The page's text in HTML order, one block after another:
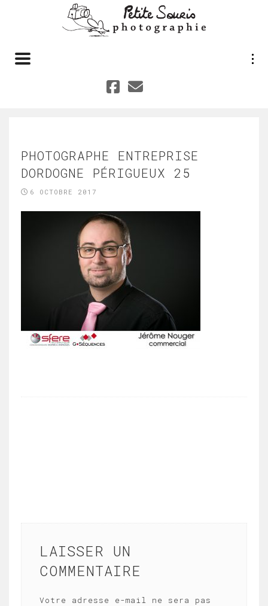
Toggle navigation
PHOTOGRAPHE ENTREPRISE
DORDOGNE PÉRIGUEUX 25
6 OCTOBRE 2017
LAISSER UN
COMMENTAIRE
Votre adresse e-mail ne sera pas